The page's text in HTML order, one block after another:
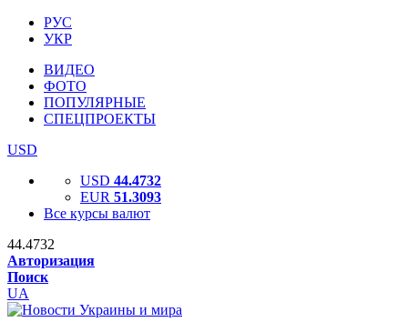
РУС
УКР
ВИДЕО
ФОТО
ПОПУЛЯРНЫЕ
СПЕЦПРОЕКТЫ
USD
USD 44.4732
EUR 51.3093
Все курсы валют
44.4732
Авторизация
Поиск
UA